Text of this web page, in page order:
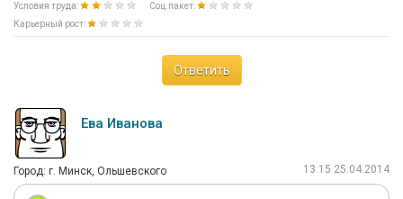
Условия труда:
Соц.пакет:
Карьерный рост:
Ответить
Ева Иванова
Город: г. Минск, Ольшевского 13:15 25.04.2014